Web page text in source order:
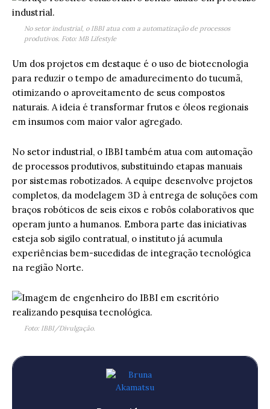
No setor industrial, o IBBI atua com a automatização de processos
produtivos. Foto: MB Lifestyle
Um dos projetos em destaque é o uso de biotecnologia
para reduzir o tempo de amadurecimento do tucumã,
otimizando o aproveitamento de seus compostos
naturais. A ideia é transformar frutos e óleos regionais
em insumos com maior valor agregado.
No setor industrial, o IBBI também atua com automação
de processos produtivos, substituindo etapas manuais
por sistemas robotizados. A equipe desenvolve projetos
completos, da modelagem 3D à entrega de soluções com
braços robóticos de seis eixos e robôs colaborativos que
operam junto a humanos. Embora parte das iniciativas
esteja sob sigilo contratual, o instituto já acumula
experiências bem-sucedidas de integração tecnológica
na região Norte.
Foto: IBBI/Divulgação.